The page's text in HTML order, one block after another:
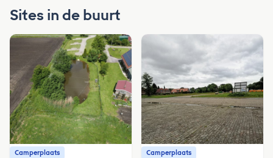
Sites in de buurt
Camperplaats Camperplaats